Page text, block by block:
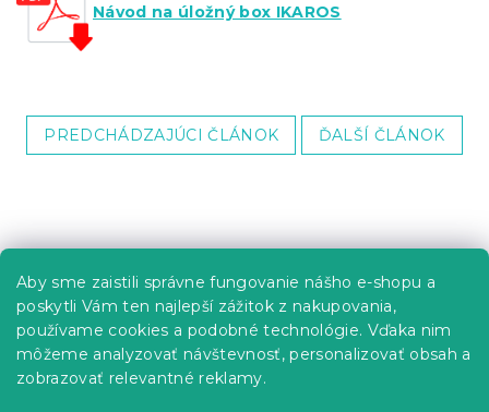
Aby sme zaistili správne fungovanie nášho e-shopu a
poskytli Vám ten najlepší zážitok z nakupovania,
používame cookies a podobné technológie. Vďaka nim
môžeme analyzovať návštevnosť, personalizovať obsah a
zobrazovať relevantné reklamy.
Návod na úložný box IKAROS
PREDCHÁDZAJÚCI ČLÁNOK ĎALŠÍ ČLÁNOK
á
Informácie pre vás
Predajne
Sledovanie objednávky
Možnosti doručenia